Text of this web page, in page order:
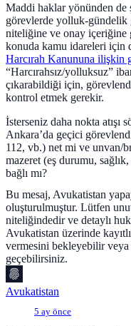
Maddi haklar yönünden de
görevlerde yolluk-gündelik
niteliğine ve onay içeriğine
konuda kamu idareleri için
Harcırah Kanununa ilişkin
“Harcırahsız/yolluksuz”
çıkarabildiği için,
kontrol etmek gerekir.
İsterseniz daha nokta atışı
Ankara’da geçici
112, vb.) net mi ve unvan/
mazeret (eş durumu,
bağlı mı?
Bu mesaj, Avukatistan
oluşturulmuştur. Lütfen
niteliğindedir ve detaylı
Avukatistan üzerinde
vermesini bekleyebilir
geçebilirsiniz.
Avukatistan
5 ay önce